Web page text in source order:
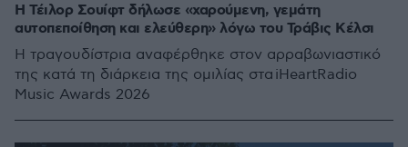
Η Τέιλορ Σουίφτ δήλωσε «χαρούμενη, γεμάτη
αυτοπεποίθηση και ελεύθερη» λόγω του Τράβις Κέλσι
Η τραγουδίστρια αναφέρθηκε στον αρραβωνιαστικό
της κατά τη διάρκεια της ομιλίας στα iHeartRadio
Music Awards 2026